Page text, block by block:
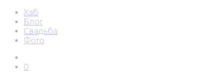
Хаб
Блог
Свадьба
Фото
0